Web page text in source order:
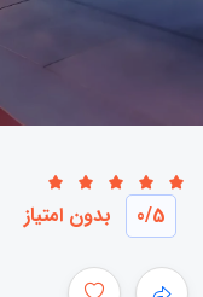
0/5 بدون امتیاز